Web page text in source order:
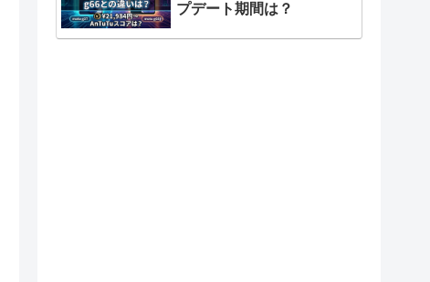
プデート期間は？